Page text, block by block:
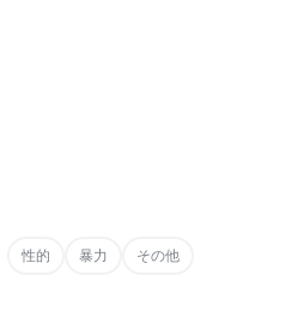
性的 暴力 その他